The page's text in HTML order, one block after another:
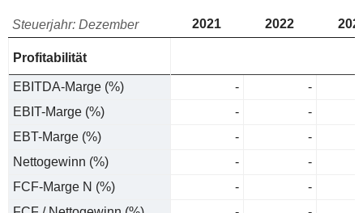
Steuerjahr: Dezember 2021 2022
Profitabilität
EBITDA-Marge (%) -
-
EBIT-Marge (%)
-
-
EBT-Marge (%)
-
-
Nettogewinn (%)
-
-
FCF-Marge N (%)
-
-